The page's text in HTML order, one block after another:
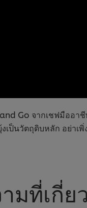
Go จากเชฟมืออา
ป็นวัตถุดิบหลัก อย่า
มที่เกี่ย